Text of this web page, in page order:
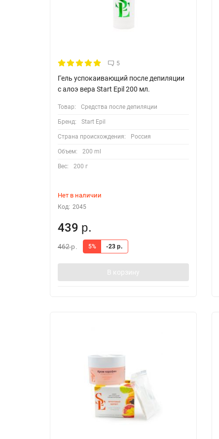
5
Гель успокаивающий после депиляции
с алоэ вера Start Epil 200 мл.
Товар: Средства после депиляции
Бренд: Start Epil
Страна происхождения: Россия
Объем: 200 ml
Вес: 200 г
Нет в наличии
Код: 2045
439 р.
462р. 5% -23 р.
В корзину